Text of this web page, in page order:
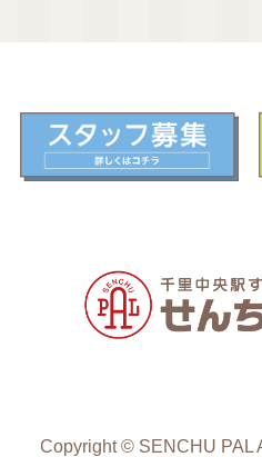
Copyright © SENCHU PAL